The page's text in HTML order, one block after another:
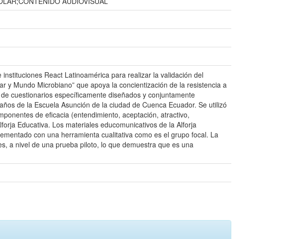
React Latinoamérica para realizar la validación del
y Mundo Microbiano” que apoya la concientización de la resistencia a
cuestionarios específicamente diseñados y conjuntamente
de la Escuela Asunción de la ciudad de Cuenca Ecuador. Se utilizó
de eficacia (entendimiento, aceptación, atractivo,
Educativa. Los materiales educomunicativos de la Alforja
con una herramienta cualitativa como es el grupo focal. La
a nivel de una prueba piloto, lo que demuestra que es una